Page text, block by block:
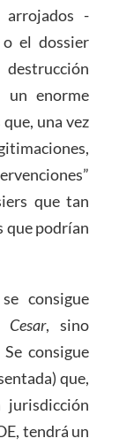
arrojados -
o el dossier
un enorme
una vez
que tan
que podrían
consigue
Cesar, sino
consigue
que,
tendrá un